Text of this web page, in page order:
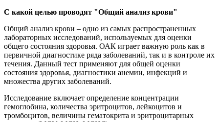
С какой целью проводят "Общий анализ крови"
Общий анализ крови – одно из самых распространенных
лабораторных исследований, используемых для оценки
общего состояния здоровья. ОАК играет важную роль как в
первичной диагностике ряда заболеваний, так и в контроле их
течения. Данный тест применяют для общей оценки
состояния здоровья, диагностики анемии, инфекций и
множества других заболеваний.
Исследование включает определение концентрации
гемоглобина, количества эритроцитов, лейкоцитов и
тромбоцитов, величины гематокрита и эритроцитарных